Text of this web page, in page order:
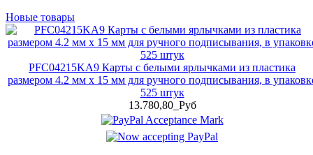
Новые товары
PFC04215KA9 Карты с белыми ярлычками из пластика
размером 4.2 мм x 15 мм для ручного подписывания, в
525 штук
13.780,80_Руб